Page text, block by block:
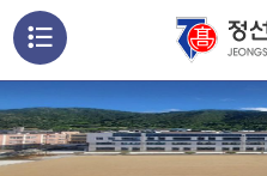
메
뉴
열